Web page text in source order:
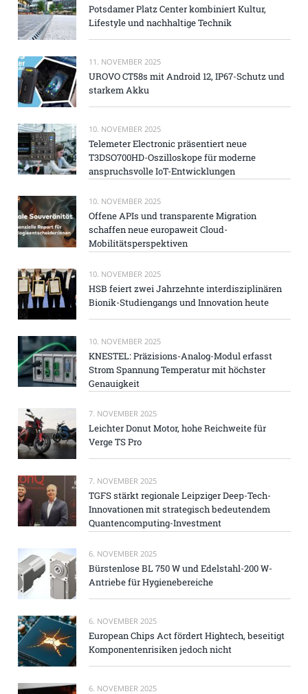
Potsdamer Platz Center kombiniert Kultur,
Lifestyle und nachhaltige Technik
11. NOVEMBER 2025
UROVO CT58s mit Android 12, IP67-Schutz und
starkem Akku
10. NOVEMBER 2025
Telemeter Electronic präsentiert neue
T3DSO700HD-Oszilloskope für moderne
anspruchsvolle IoT-Entwicklungen
10. NOVEMBER 2025
Offene APIs und transparente Migration
schaffen neue europaweit Cloud-
Mobilitätsperspektiven
10. NOVEMBER 2025
HSB feiert zwei Jahrzehnte interdisziplinären
Bionik-Studiengangs und Innovation heute
10. NOVEMBER 2025
KNESTEL: Präzisions-Analog-Modul erfasst
Strom Spannung Temperatur mit höchster
Genauigkeit
7. NOVEMBER 2025
Leichter Donut Motor, hohe Reichweite für
Verge TS Pro
7. NOVEMBER 2025
TGFS stärkt regionale Leipziger Deep-Tech-
Innovationen mit strategisch bedeutendem
Quantencomputing-Investment
6. NOVEMBER 2025
Bürstenlose BL 750 W und Edelstahl-200 W-
Antriebe für Hygienebereiche
6. NOVEMBER 2025
European Chips Act fördert Hightech, beseitigt
Komponentenrisiken jedoch nicht
6. NOVEMBER 2025